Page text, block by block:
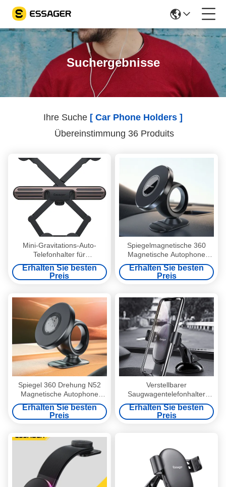
Suchergebnisse
Ihre Suche [ Car Phone Holders ]
Übereinstimmung 36 Produits
Mini-Gravitations-Auto-
Telefonhalter für
Mobiltelefone mit einer Breite
von 65-88 mm
Erhalten Sie besten
Preis
Spiegelmagnetische 360
Magnetische Autophone
Halter OEM ODM mit 3M
Klebepaste
Erhalten Sie besten
Preis
Spiegel 360 Drehung N52
Magnetische Autophone
Halter verstellbar 6PCS
Erhalten Sie besten
Preis
Verstellbarer
Saugwagentelefonhalter
Universal für 4,5-6,5 Zoll
Mobiltelefon
Erhalten Sie besten
Preis